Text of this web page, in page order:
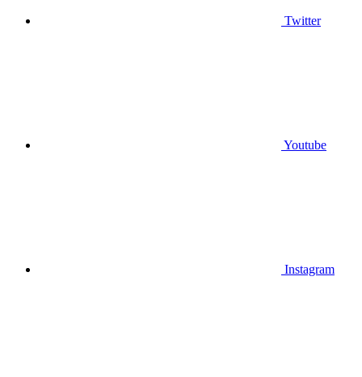
Twitter
Youtube
Instagram